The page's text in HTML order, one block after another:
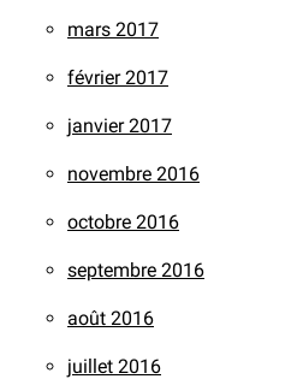
mars 2017
février 2017
janvier 2017
novembre 2016
octobre 2016
septembre 2016
août 2016
juillet 2016